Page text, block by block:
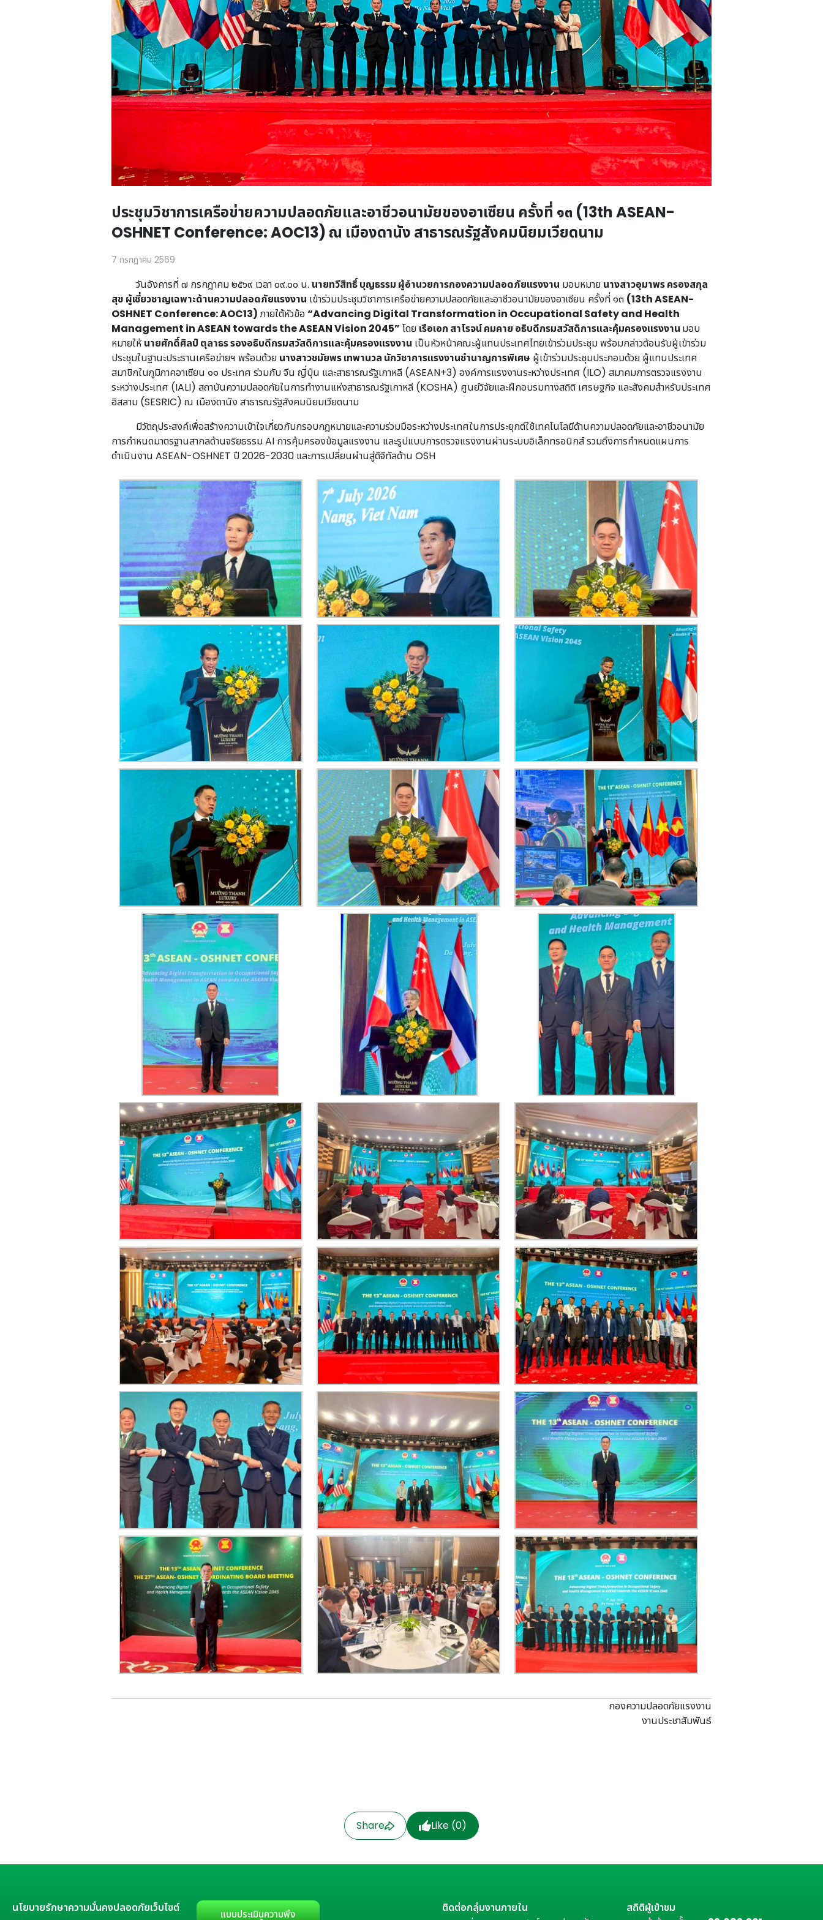
ประชุมวิชาการเครือข่ายความปลอดภัยและอาชีวอนามัยของอาเซียน ครั้งที่ ๑๓ (13th ASEAN-
OSHNET Conference: AOC13) ณ เมืองดานัง สาธารณรัฐสังคมนิยมเวียดนาม
7 กรกฎาคม 2569
วันอังคารที่ ๗ กรกฎาคม ๒๕๖๙ เวลา ๐๙.๐๐ น. นายทวีสิทธิ์ บุญธรรม ผู้อำนวยการกองความปลอดภัยแรงงาน มอบหมาย นางสาวอุมาพร ครองสกุล
สุข ผู้เชี่ยวชาญเฉพาะด้านความปลอดภัยแรงงาน เข้าร่วมประชุมวิชาการเครือข่ายความปลอดภัยและอาชีวอนามัยของอาเซียน ครั้งที่ ๑๓ (13th ASEAN-
OSHNET Conference: AOC13) ภายใต้หัวข้อ “Advancing Digital Transformation in Occupational Safety and Health
Management in ASEAN towards the ASEAN Vision 2045” โดย เรือเอก สาโรจน์ คมคาย อธิบดีกรมสวัสดิการและคุ้มครองแรงงาน มอบ
หมายให้นายศักดิ์ศิลป์ ตุลาธร รองอธิบดีกรมสวัสดิการและคุ้มครองแรงงาน เป็นหัวหน้าคณะผู้แทนประเทศไทยเข้าร่วมประชุม พร้อมกล่าวต้อนรับผู้เข้าร่วม
ประชุมในฐานะประธานเครือข่ายฯ พร้อมด้วย นางสาวชมัยพร เทพานวล นักวิชาการแรงงานชำนาญการพิเศษ ผู้เข้าร่วมประชุมประกอบด้วย ผู้แทนประเทศ
สมาชิกในภูมิภาคอาเซียน ๑๑ ประเทศ ร่วมกับ จีน ญี่ปุ่น และสาธารณรัฐเกาหลี (ASEAN+3) องค์การแรงงานระหว่างประเทศ (ILO) สมาคมการตรวจแรงงาน
ระหว่างประเทศ (IALI) สถาบันความปลอดภัยในการทำงานแห่งสาธารณรัฐเกาหลี (KOSHA) ศูนย์วิจัยและฝึกอบรมทางสถิติ เศรษฐกิจ และสังคมสำหรับประเทศ
อิสลาม (SESRIC) ณ เมืองดานัง สาธารณรัฐสังคมนิยมเวียดนาม
มีวัตถุประสงค์เพื่อสร้างความเข้าใจเกี่ยวกับกรอบกฎหมายและความร่วมมือระหว่างประเทศในการประยุกต์ใช้เทคโนโลยีด้านความปลอดภัยและอาชีวอนามัย
การกำหนดมาตรฐานสากลด้านจริยธรรม AI การคุ้มครองข้อมูลแรงงาน และรูปแบบการตรวจแรงงานผ่านระบบอิเล็กทรอนิกส์ รวมถึงการกำหนดแผนการ
ดำเนินงาน ASEAN-OSHNET ปี 2026-2030 และการเปลี่ยนผ่านสู่ดิจิทัลด้าน OSH
กองความปลอดภัยแรงงาน
งานประชาสัมพันธ์
Share Like (0)
นโยบายรักษาความมั่นคงปลอดภัยเว็บไซต์ แบบประเมินความพึง
ติดต่อกลุ่มงานภายใน
สถิติผู้เข้าชม